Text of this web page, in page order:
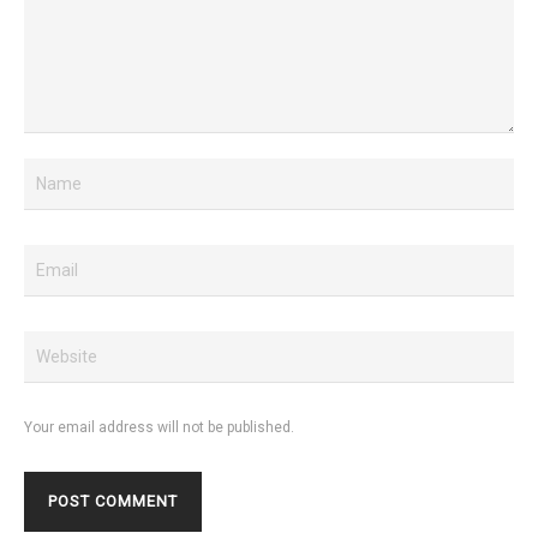
Your email address will not be published.